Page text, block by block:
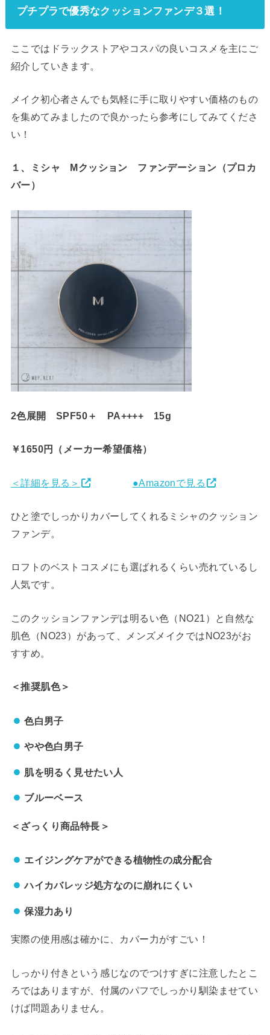
プチプラで優秀なクッションファンデ３選！
ここではドラックストアやコスパの良いコスメを主にご
紹介していきます。
メイク初心者さんでも気軽に手に取りやすい価格のもの
を集めてみましたので良かったら参考にしてみてくださ
い！
１、ミシャ Mクッション ファンデーション（プロカ
バー）
2色展開 SPF50＋ PA++++ 15g
￥1650円（メーカー希望価格）
＜詳細を見る＞ ●Amazonで見る
ひと塗でしっかりカバーしてくれるミシャのクッション
ファンデ。
ロフトのベストコスメにも選ばれるくらい売れているし
人気です。
このクッションファンデは明るい色（NO21）と自然な
肌色（NO23）があって、メンズメイクではNO23がお
すすめ。
＜推奨肌色＞
色白男子
やや色白男子
肌を明るく見せたい人
ブルーベース
＜ざっくり商品特長＞
エイジングケアができる植物性の成分配合
ハイカバレッジ処方なのに崩れにくい
保湿力あり
実際の使用感は確かに、カバー力がすごい！
しっかり付きという感じなのでつけすぎに注意したとこ
ろではありますが、付属のパフでしっかり馴染ませてい
けば問題ありません。